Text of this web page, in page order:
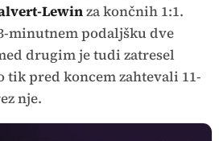
Lewinza končnih 1:1.
minutnem podaljšku dve
drugim je tudi zatresel
pred koncem zahtevali 11-
nje.